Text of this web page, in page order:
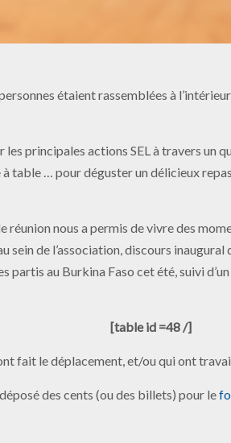
étaient rassemblées à
principales actions SEL à travers un
table … pour déguster un délicieux
nous a permis de vivre des
de l’association, discours inaugural
partis au Burkina Faso cet été, suivi
[table id =48 /]
fait le déplacement, et/ou qui ont
des cents (ou des billets) pour le